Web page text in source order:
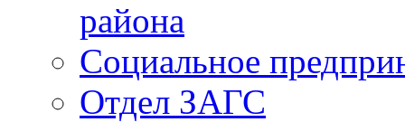
района
Социальное
Отдел ЗАГС